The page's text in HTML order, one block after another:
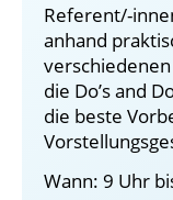
Referent/-
anhand
die Do’s and
die beste
Wann: 9 Uhr